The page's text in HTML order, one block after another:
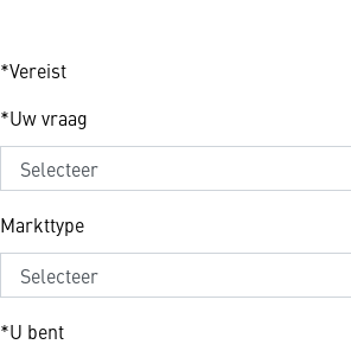
*Vereist
*Uw vraag
Markttype
*U bent